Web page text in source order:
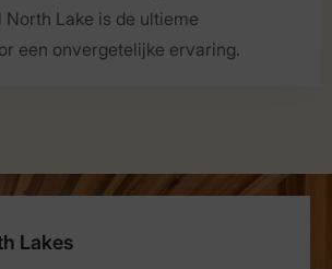
North Lake is de ultieme
een onvergetelijke ervaring.